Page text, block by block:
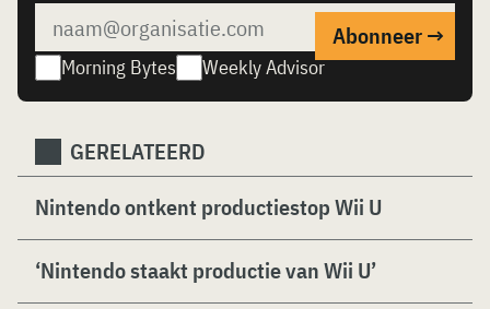
Morning Bytes Weekly Advisor
GERELATEERD
Nintendo ontkent productiestop Wii U
‘Nintendo staakt productie van Wii U’